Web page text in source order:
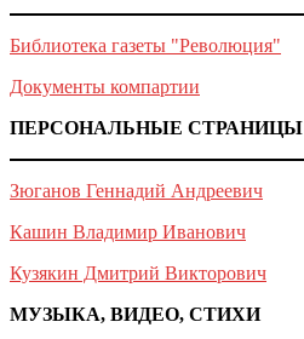
Библиотека газеты "Революция"
Документы компартии
ПЕРСОНАЛЬНЫЕ СТРАНИЦЫ
Зюганов Геннадий Андреевич
Кашин Владимир Иванович
Кузякин Дмитрий Викторович
МУЗЫКА, ВИДЕО, СТИХИ